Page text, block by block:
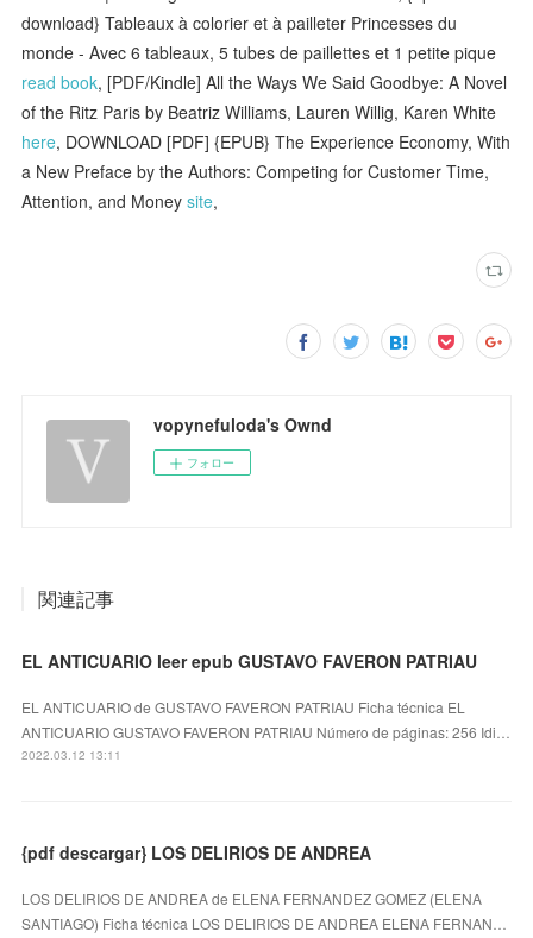
download} Tableaux à colorier et à pailleter Princesses du
monde - Avec 6 tableaux, 5 tubes de paillettes et 1 petite pique
read book, [PDF/Kindle] All the Ways We Said Goodbye: A Novel
of the Ritz Paris by Beatriz Williams, Lauren Willig, Karen White
here, DOWNLOAD [PDF] {EPUB} The Experience Economy, With
a New Preface by the Authors: Competing for Customer Time,
Attention, and Moneysite,
vopynefuloda's Ownd
フォロー
関連記事
EL ANTICUARIO leer epub GUSTAVO FAVERON PATRIAU
EL ANTICUARIO de GUSTAVO FAVERON PATRIAU Ficha técnica EL
ANTICUARIO GUSTAVO FAVERON PATRIAU Número de páginas: 256 Idi…
2022.03.12 13:11
{pdf descargar} LOS DELIRIOS DE ANDREA
LOS DELIRIOS DE ANDREA de ELENA FERNANDEZ GOMEZ (ELENA
SANTIAGO) Ficha técnica LOS DELIRIOS DE ANDREA ELENA FERNAN…